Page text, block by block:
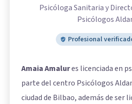
Psicóloga Sanitaria y
Psicólogos
Profesional
Amaia Amalures licenciada en
parte del centro Psicólogos
ciudad de Bilbao, además de ser